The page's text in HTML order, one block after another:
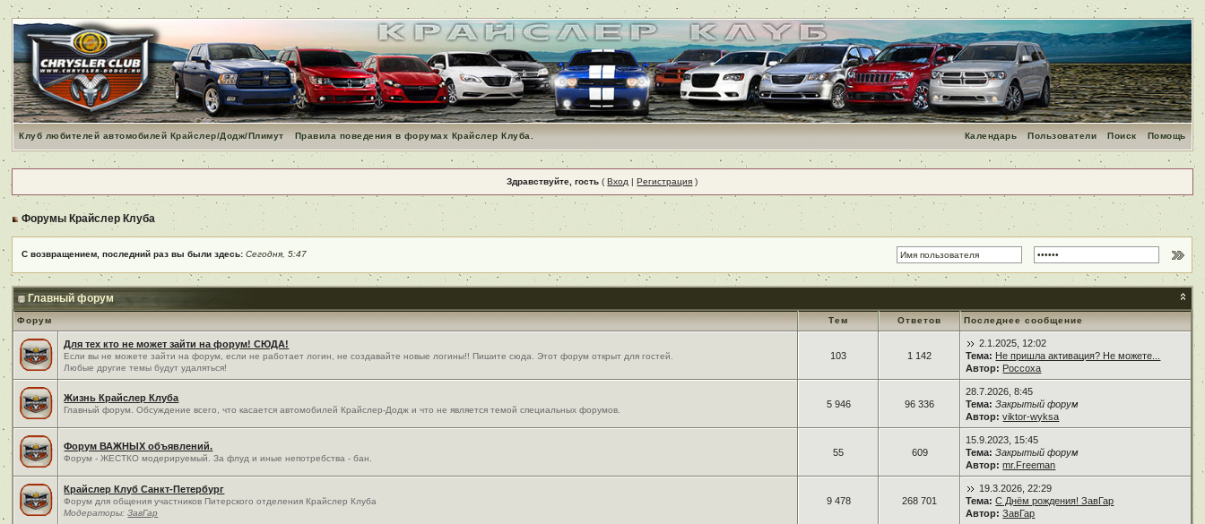
Клуб любителей автомобилей Крайслер/Додж/Плимут Правила поведения в форумах Крайслер Клуба. Помощь
Поиск
Пользователи
Календарь
Здравствуйте, гость (Вход |Регистрация )
Форумы Крайслер Клуба
С возвращением, последний раз вы были здесь:Сегодня, 5:47
Главный форум
Форум Тем Ответов Последнее сообщение
Для тех кто не может зайти на форум! СЮДА!
Если вы не можете зайти на форум, если не работает логин, не создавайте новые логины!! Пишите сюда. Этот форум открыт для гостей.
Любые другие темы будут удаляться!
103 1 142
2.1.2025, 12:02
Тема: Не пришла активация? Не можете...
Автор: Россоха
Жизнь Крайслер Клуба
Главный форум. Обсуждение всего, что касается автомобилей Крайслер-Додж и что не является темой специальных форумов.
5 946 96 336
28.7.2026, 8:45
Тема: Закрытый форум
Автор: viktor-wyksa
Форум ВАЖНЫХ объявлений.
Форум - ЖЕСТКО модерируемый. За флуд и иные непотребства - бан.
55 609
15.9.2023, 15:45
Тема: Закрытый форум
Автор: mr.Freeman
Крайслер Клуб Санкт-Петербург
Форум для общения участников Питерского отделения Крайслер Клуба
Модераторы:ЗавГар
9 478 268 701
19.3.2026, 22:29
Тема: С Днём рождения! ЗавГар
Автор: ЗавГар